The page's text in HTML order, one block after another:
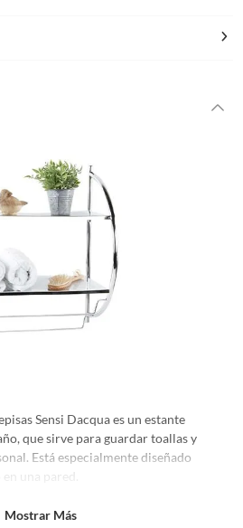
Sensi Dacqua es un estante
que sirve para guardar toallas y
Está especialmente diseñado
una pared.
Mostrar Más